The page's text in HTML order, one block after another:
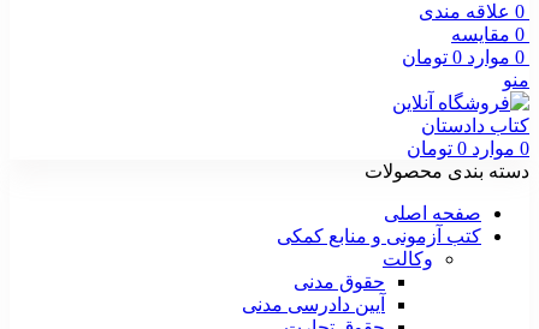
0 علاقه مندی
0 مقایسه
0 موارد 0 تومان
منو
0 موارد 0 تومان
دسته بندی محصولات
صفحه اصلی
کتب آزمونی و منابع کمکی
وکالت
حقوق مدنی
آیین دادرسی مدنی